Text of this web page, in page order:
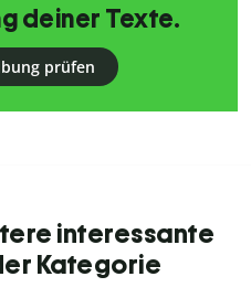
deiner Texte.
prüfen
interessante
Kategorie